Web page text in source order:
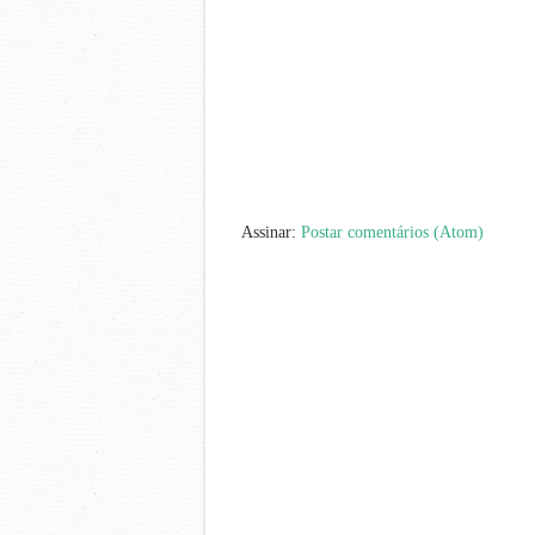
Assinar: Postar comentários (Atom)